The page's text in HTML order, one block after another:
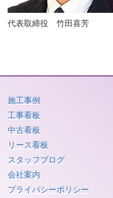
代表取締役 竹田喜芳
施工事例
工事看板
中古看板
リース看板
スタッフブログ
会社案内
プライバシーポリシー